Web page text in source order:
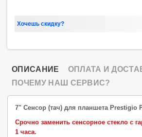
Хочешь скидку?
ОПИСАНИЕ
ОПЛАТА И
ПОЧЕМУ НАШ СЕРВИС?
7" Сенсор (тач) для планшета Prestigio
Срочно заменить сенсорное стекло с
1 часа.